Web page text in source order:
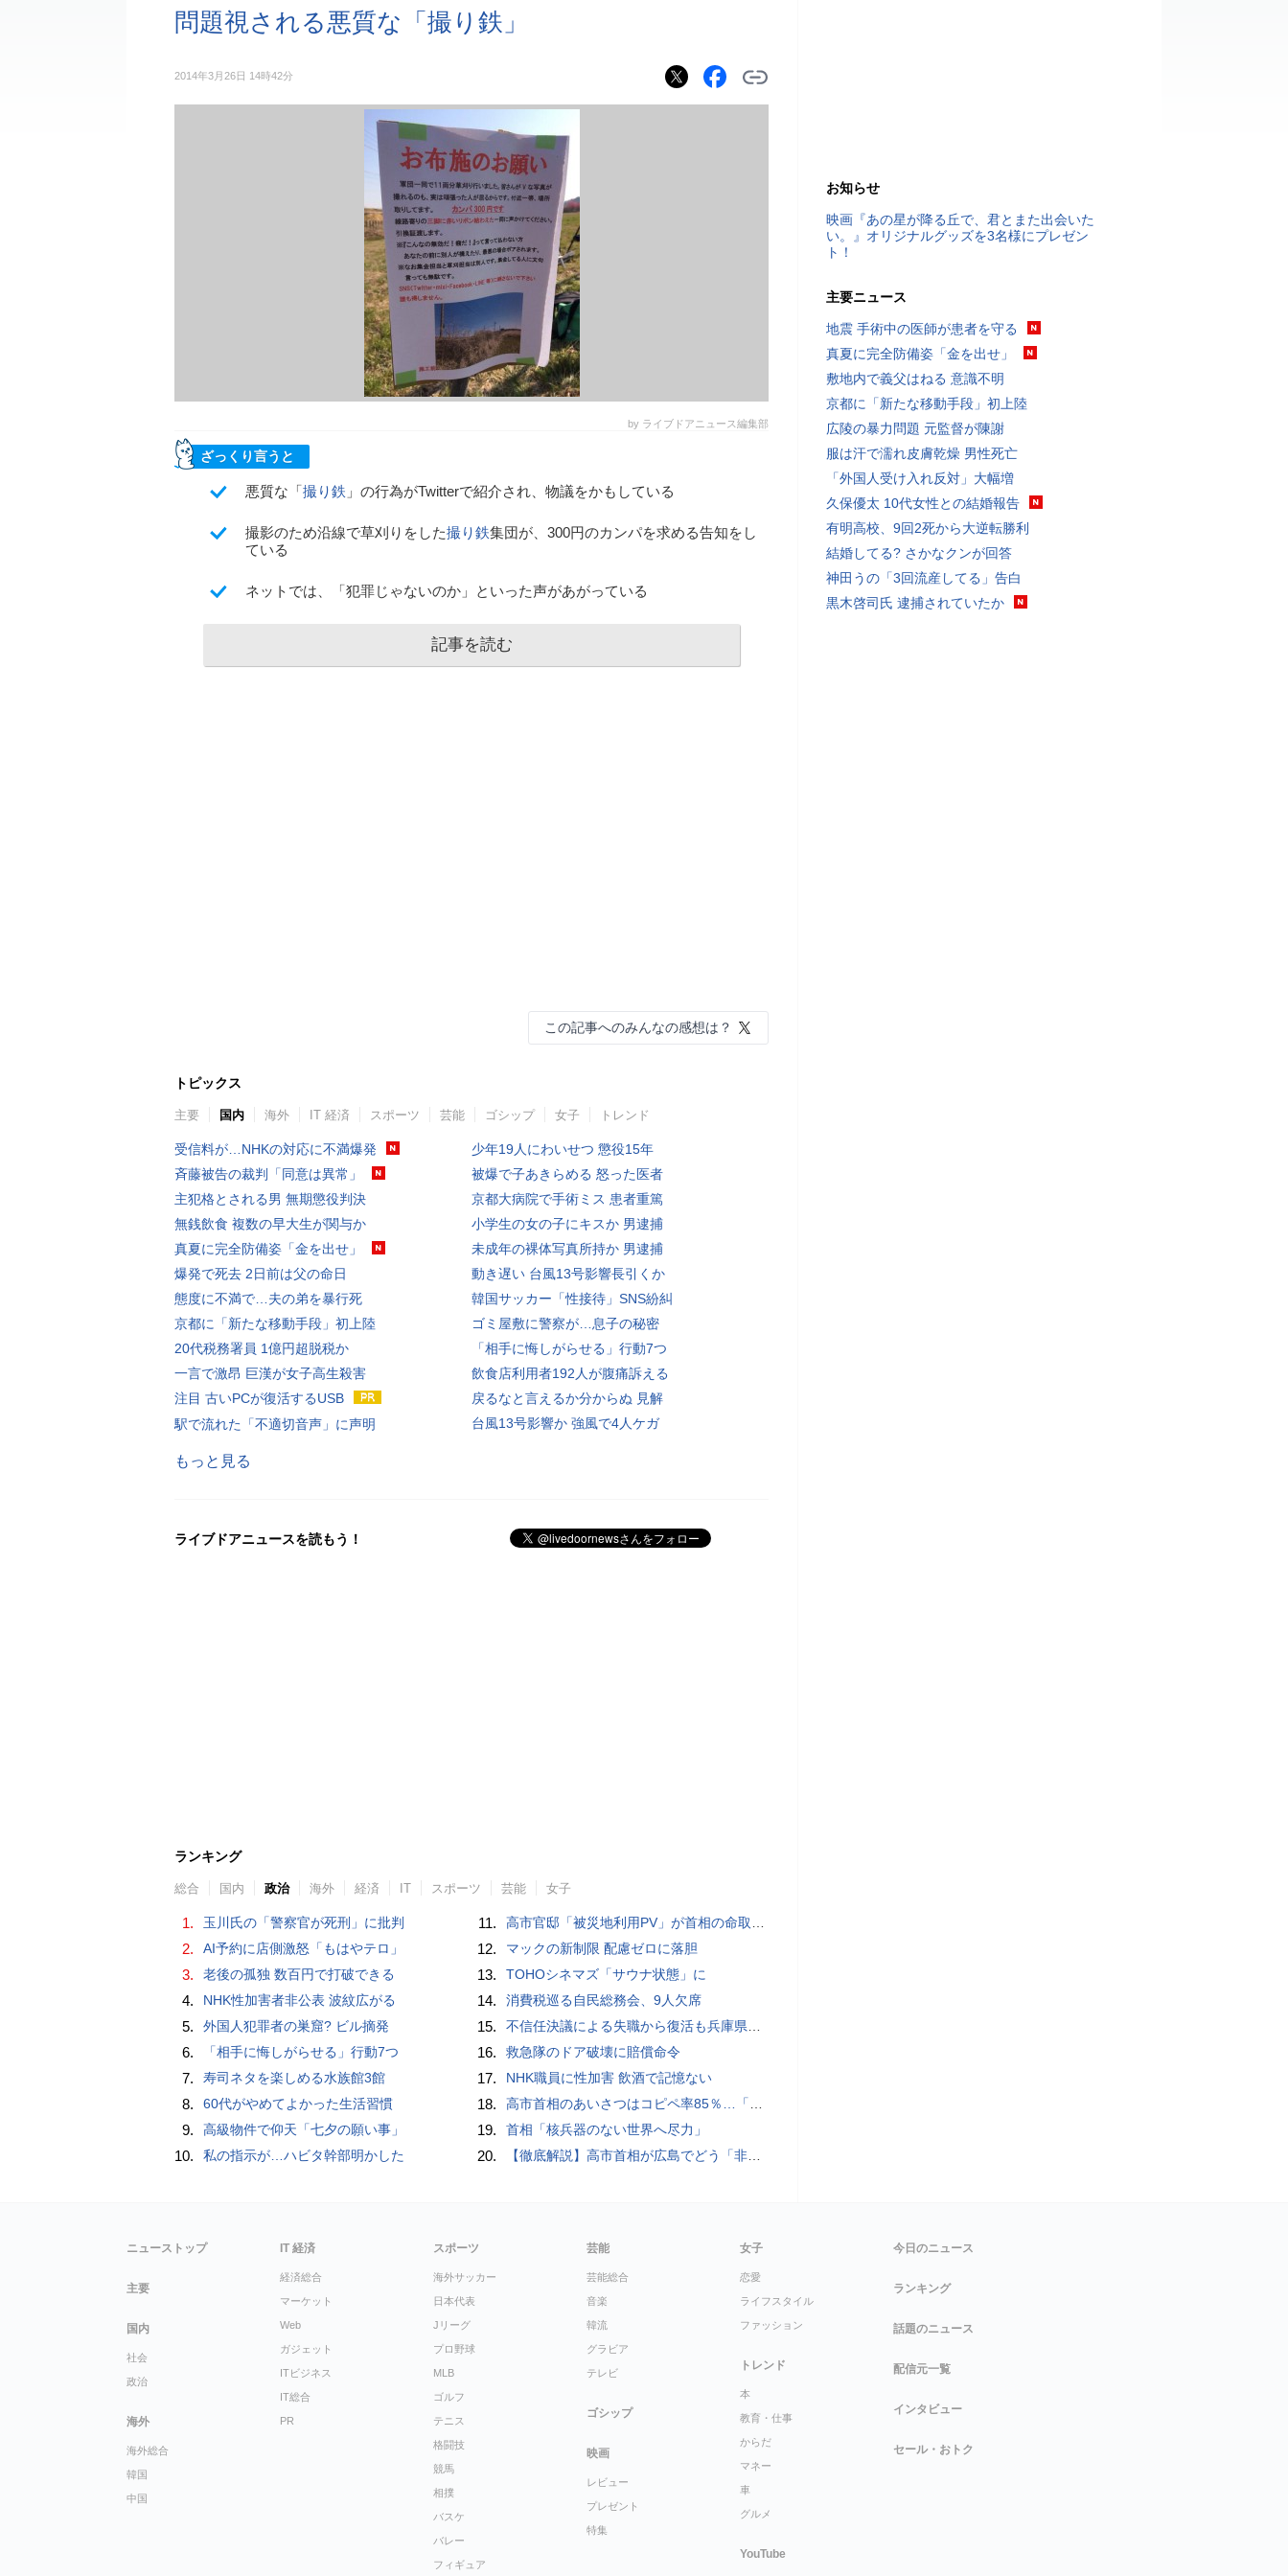
問題視される悪質な「撮り鉄」
2014年3月26日 14時42分
by ライブドアニュース編集部
ざっくり言うと
悪質な「撮り鉄 」の行為がTwitterで紹介され、物議をかもしている
撮影のため沿線で草刈りをした撮り鉄集団が、300円のカンパを求める告知をし
ている
ネットでは、「犯罪じゃないのか」といった声があがっている
記事を読む
この記事へのみんなの感想は？
トピックス
主要 国内 海外 IT 経済 スポーツ 芸能 ゴシップ 女子 トレンド
受信料が…NHKの対応に不満爆発
斉藤被告の裁判「同意は異常」
主犯格とされる男 無期懲役判決
無銭飲食 複数の早大生が関与か
真夏に完全防備姿「金を出せ」
爆発で死去 2日前は父の命日
態度に不満で…夫の弟を暴行死
京都に「新たな移動手段」初上陸
20代税務署員 1億円超脱税か
一言で激昂 巨漢が女子高生殺害
注目 古いPCが復活するUSB
駅で流れた「不適切音声」に声明
少年19人にわいせつ 懲役15年
被爆で子あきらめる 怒った医者
京都大病院で手術ミス 患者重篤
小学生の女の子にキスか 男逮捕
未成年の裸体写真所持か 男逮捕
動き遅い 台風13号影響長引くか
韓国サッカー「性接待」SNS紛糾
ゴミ屋敷に警察が…息子の秘密
「相手に悔しがらせる」行動7つ
飲食店利用者192人が腹痛訴える
戻るなと言えるか分からぬ 見解
台風13号影響か 強風で4人ケガ
もっと見る
ライブドアニュースを読もう！
ランキング
総合 国内 政治 海外 経済 IT スポーツ 芸能 女子
1. 玉川氏の「警察官が死刑」に批判
2. AI予約に店側激怒「もはやテロ」
3. 老後の孤独 数百円で打破できる
4. NHK性加害者非公表 波紋広がる
5. 外国人犯罪者の巣窟? ビル摘発
6. 「相手に悔しがらせる」行動7つ
7. 寿司ネタを楽しめる水族館3館
8. 60代がやめてよかった生活習慣
9. 高級物件で仰天「七夕の願い事」
10. 私の指示が…ハビタ幹部明かした
11. 高市官邸「被災地利用PV」が首相の命取りに？ 安倍元首相“コロナおこもり動画”の二の舞を自民党が危惧
12. マックの新制限 配慮ゼロに落胆
13. TOHOシネマズ「サウナ状態」に
14. 消費税巡る自民総務会、9人欠席
15. 不信任決議による失職から復活も兵庫県・斉藤知事への批判が再燃中！
16. 救急隊のドア破壊に賠償命令
17. NHK職員に性加害 飲酒で記憶ない
18. 高市首相のあいさつはコピペ率85％…「広島への思い」石破前首相・愛子内親王とは絶望的格差
19. 首相「核兵器のない世界へ尽力」
20. 【徹底解説】高市首相が広島でどう「非核三原則」言及？現状にとどめ将来は明言せず 著書では「邪魔になる」と主張
お知らせ
映画『あの星が降る丘で、君とまた出会いた
い。』オリジナルグッズを3名様にプレゼン
ト！
主要ニュース
地震 手術中の医師が患者を守る
真夏に完全防備姿「金を出せ」
敷地内で義父はねる 意識不明
京都に「新たな移動手段」初上陸
広陵の暴力問題 元監督が陳謝
服は汗で濡れ皮膚乾燥 男性死亡
「外国人受け入れ反対」大幅増
久保優太 10代女性との結婚報告
有明高校、9回2死から大逆転勝利
結婚してる? さかなクンが回答
神田うの「3回流産してる」告白
黒木啓司氏 逮捕されていたか
ニューストップ
主要
国内
社会
政治
海外
海外総合
韓国
中国
IT 経済
経済総合
マーケット
Web
ガジェット
ITビジネス
IT総合
PR
スポーツ
海外サッカー
日本代表
Jリーグ
プロ野球
MLB
ゴルフ
テニス
格闘技
競馬
相撲
バスケ
バレー
フィギュア
芸能
芸能総合
音楽
韓流
グラビア
テレビ
ゴシップ
映画
レビュー
プレゼント
特集
女子
恋愛
ライフスタイル
ファッション
トレンド
本
教育・仕事
からだ
マネー
車
グルメ
YouTube
今日のニュース
ランキング
話題のニュース
配信元一覧
インタビュー
セール・おトク